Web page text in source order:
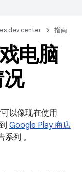
dev center 指南
电脑
以像现在使用
Google Play 商店
列 。